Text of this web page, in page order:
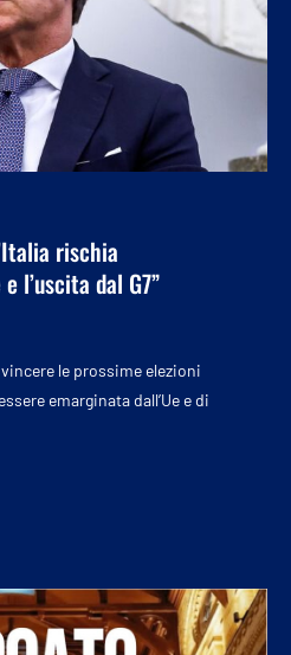
rischia
l’uscita dal G7”
le prossime elezioni
emarginata dall’Ue e di